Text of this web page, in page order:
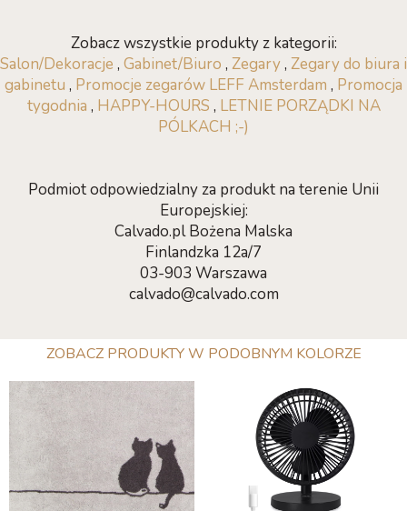
Zobacz wszystkie produkty z kategorii:
Salon/Dekoracje , Gabinet/Biuro , Zegary, Zegary do biura i
gabinetu , Promocje zegarów LEFF Amsterdam , Promocja
tygodnia , HAPPY-HOURS , LETNIE PORZĄDKI NA
PÓLKACH ;-)
Podmiot odpowiedzialny za produkt na terenie Unii
Europejskiej:
Calvado.pl Bożena Malska
Finlandzka 12a/7
03-903 Warszawa
calvado@calvado.com
ZOBACZ PRODUKTY W PODOBNYM KOLORZE